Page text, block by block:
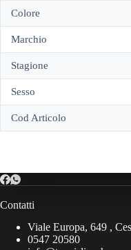
Colore
Marchio
Stagione
Sesso
Cod Articolo
Contatti
Viale Europa, 649 ,
0547 20580